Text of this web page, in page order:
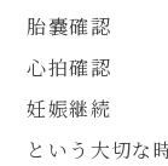
胎嚢確認
心拍確認
妊娠継続
という大切な